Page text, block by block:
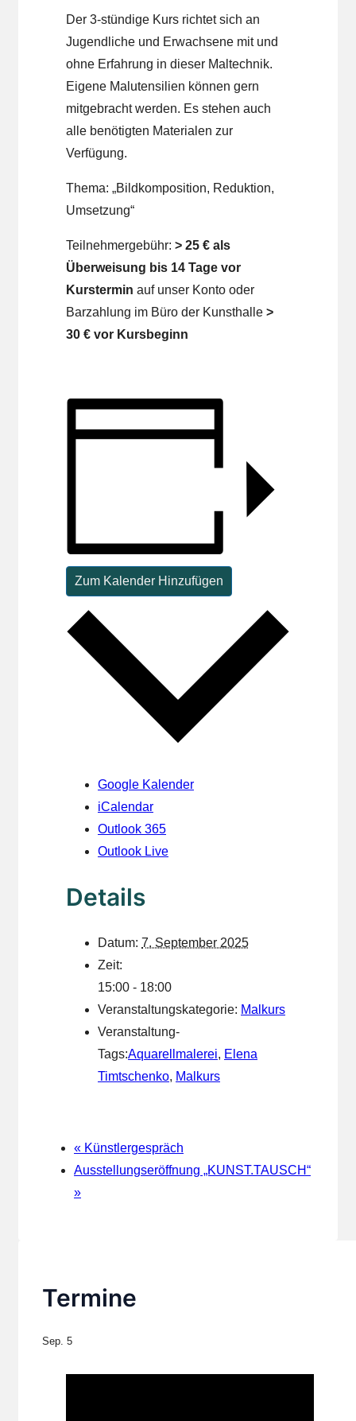
Der 3-stündige Kurs richtet sich an
Jugendliche und Erwachsene mit und
ohne Erfahrung in dieser Maltechnik.
Eigene Malutensilien können gern
mitgebracht werden. Es stehen auch
alle benötigten Materialen zur
Verfügung.
Thema: „Bildkomposition, Reduktion,
Umsetzung“
Teilnehmergebühr: > 25 € als
Überweisung bis 14 Tage vor
Kurstermin auf unser Konto oder
Barzahlung im Büro der Kunsthalle >
30 € vor Kursbeginn
Zum Kalender Hinzufügen
Google Kalender
iCalendar
Outlook 365
Outlook Live
Details
Datum: 7. September 2025
Zeit:
15:00 - 18:00
Veranstaltungskategorie: Malkurs
Veranstaltung-
Tags:Aquarellmalerei, Elena
Timtschenko, Malkurs
« Künstlergespräch
Ausstellungseröffnung „KUNST.TAUSCH“
»
Termine
Sep. 5